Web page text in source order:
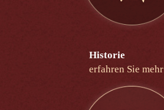
Historie
erfahren Sie mehr